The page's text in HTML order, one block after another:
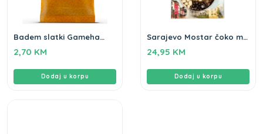
Badem slatki Gameha
2,70 KM
Dodaj u korpu
Sarajevo Mostar čoko mix
24,95 KM
Dodaj u korpu